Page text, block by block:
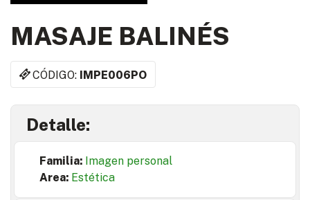
MASAJE BALINÉS
CÓDIGO: IMPE006PO
Detalle:
Familia: Imagen personal
Area: Estética